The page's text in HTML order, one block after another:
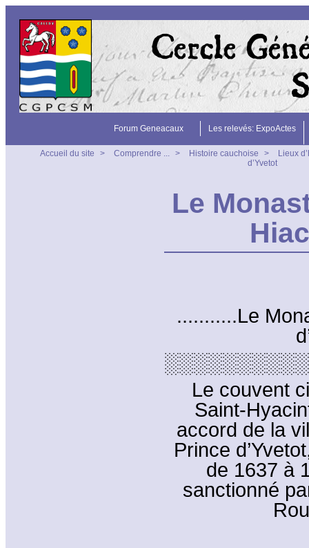
Forum Geneacaux Les relevés: ExpoActes
Accueil du site > Comprendre ... > Histoire cauchoise >
Lieux
d’Yvetot
Le
...........Le
Le couvent
Saint-
accord de la
Prince
de 1637 à
sanctionné